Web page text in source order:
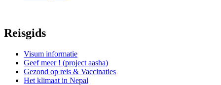
Reisgids
Visum informatie
Geef meer ! (project aasha)
Gezond op reis & Vaccinaties
Het klimaat in Nepal